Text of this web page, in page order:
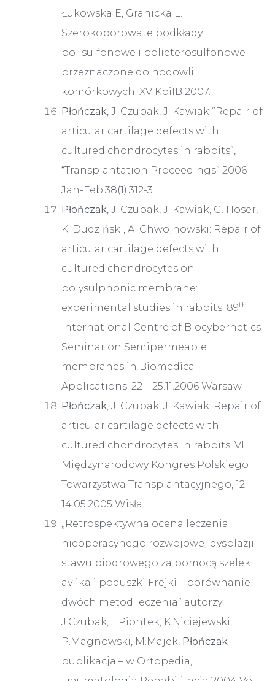
Łukowska E, Granicka L.
Szerokoporowate podkłady
polisulfonowe i polieterosulfonowe
przeznaczone do hodowli
komórkowych. XV KbiIB 2007.
Płończak , J. Czubak, J. Kawiak ”Repair of
articular cartilage defects with
cultured chondrocytes in rabbits”,
“Transplantation Proceedings” 2006
Jan-Feb;38(1):312-3.
Płończak , J. Czubak, J. Kawiak, G. Hoser,
K. Dudziński, A. Chwojnowski: Repair of
articular cartilage defects with
cultured chondrocytes on
polysulphonic membrane:
experimental studies in rabbits. 89th
International Centre of Biocybernetics
Seminar on Semipermeable
membranes in Biomedical
Applications. 22 – 25.11.2006 Warsaw.
Płończak , J. Czubak, J. Kawiak: Repair of
articular cartilage defects with
cultured chondrocytes in rabbits. VII
Międzynarodowy Kongres Polskiego
Towarzystwa Transplantacyjnego, 12 –
14.05.2005 Wisła.
„Retrospektywna ocena leczenia
nieoperacynego rozwojowej dysplazji
stawu biodrowego za pomocą szelek
avlika i poduszki Frejki – porównanie
dwóch metod leczenia” autorzy:
J.Czubak, T.Piontek, K.Niciejewski,
P.Magnowski, M.Majek, Płończak –
publikacja – w Ortopedia,